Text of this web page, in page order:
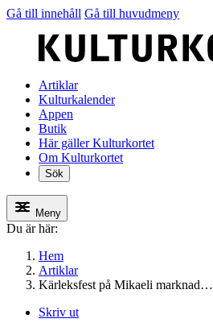
Gå till innehåll Gå till huvudmeny
Artiklar
Kulturkalender
Appen
Butik
Här gäller Kulturkortet
Om Kulturkortet
Sök
Meny
Du är här:
Hem
Artiklar
Kärleksfest på Mikaeli marknad…
Skriv ut